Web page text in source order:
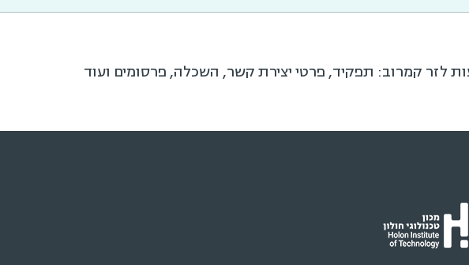
לזר קמרוב: תפקיד, פרטי יצירת קשר, השכלה, פרסומים ועוד